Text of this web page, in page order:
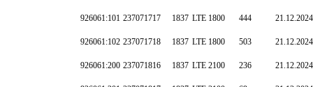
926061:101 237071717 1837 LTE 1800 444 21.12.2024
926061:102 237071718 1837 LTE 1800 503 21.12.2024
926061:200 237071816 1837 LTE 2100 236 21.12.2024